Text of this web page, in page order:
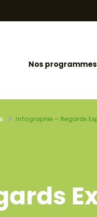
Nos programmes
Infographie – Regards